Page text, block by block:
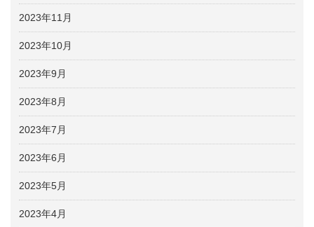
2023年11月
2023年10月
2023年9月
2023年8月
2023年7月
2023年6月
2023年5月
2023年4月